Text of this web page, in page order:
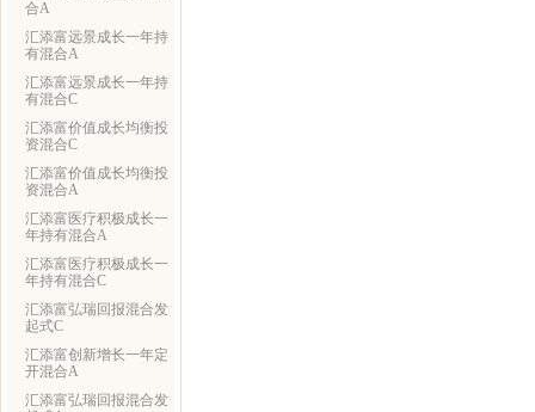
合A
汇添富远景成长一年持
有混合A
汇添富远景成长一年持
有混合C
汇添富价值成长均衡投
资混合C
汇添富价值成长均衡投
资混合A
汇添富医疗积极成长一
年持有混合A
汇添富医疗积极成长一
年持有混合C
汇添富弘瑞回报混合发
起式C
汇添富创新增长一年定
开混合A
汇添富弘瑞回报混合发